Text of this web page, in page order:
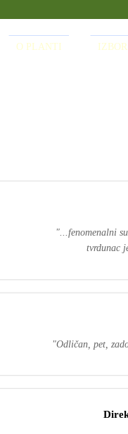
O PLANTI
"...fenomenalni
tvrdunac
"Odličan, pet,